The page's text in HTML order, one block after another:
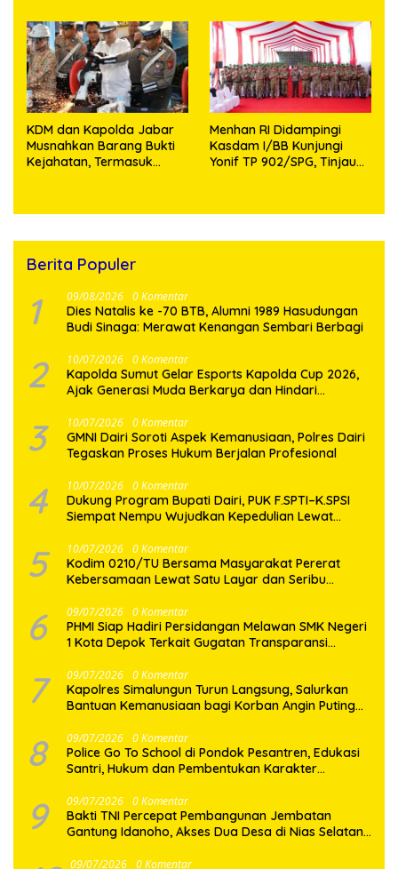
KDM dan Kapolda Jabar
Musnahkan Barang Bukti
Kejahatan, Termasuk
Menhan RI Didampingi
Kasdam I/BB Kunjungi
Yonif TP 902/SPG, Tinjau
Berita Populer
1 09/08/2026 0 Komentar
Dies Natalis ke -70 BTB, Alumni 1989 Hasudungan
Budi Sinaga: Merawat Kenangan Sembari Berbagi
2 10/07/2026 0 Komentar
Kapolda Sumut Gelar Esports Kapolda Cup 2026,
Ajak Generasi Muda Berkarya dan Hindari
3 10/07/2026 0 Komentar
GMNI Dairi Soroti Aspek Kemanusiaan, Polres Dairi
Tegaskan Proses Hukum Berjalan Profesional
4 10/07/2026 0 Komentar
Dukung Program Bupati Dairi, PUK F.SPTI–K.SPSI
Siempat Nempu Wujudkan Kepedulian Lewat
5 10/07/2026 0 Komentar
Kodim 0210/TU Bersama Masyarakat Pererat
Kebersamaan Lewat Satu Layar dan Seribu
6 09/07/2026 0 Komentar
PHMI Siap Hadiri Persidangan Melawan SMK Negeri
1 Kota Depok Terkait Gugatan Transparansi
7 09/07/2026 0 Komentar
Kapolres Simalungun Turun Langsung, Salurkan
Bantuan Kemanusiaan bagi Korban Angin Puting
8 09/07/2026 0 Komentar
Police Go To School di Pondok Pesantren, Edukasi
Santri, Hukum dan Pembentukan Karakter
9 09/07/2026 0 Komentar
Bakti TNI Percepat Pembangunan Jembatan
Gantung Idanoho, Akses Dua Desa di Nias Selatan
09/07/2026 0 Komentar